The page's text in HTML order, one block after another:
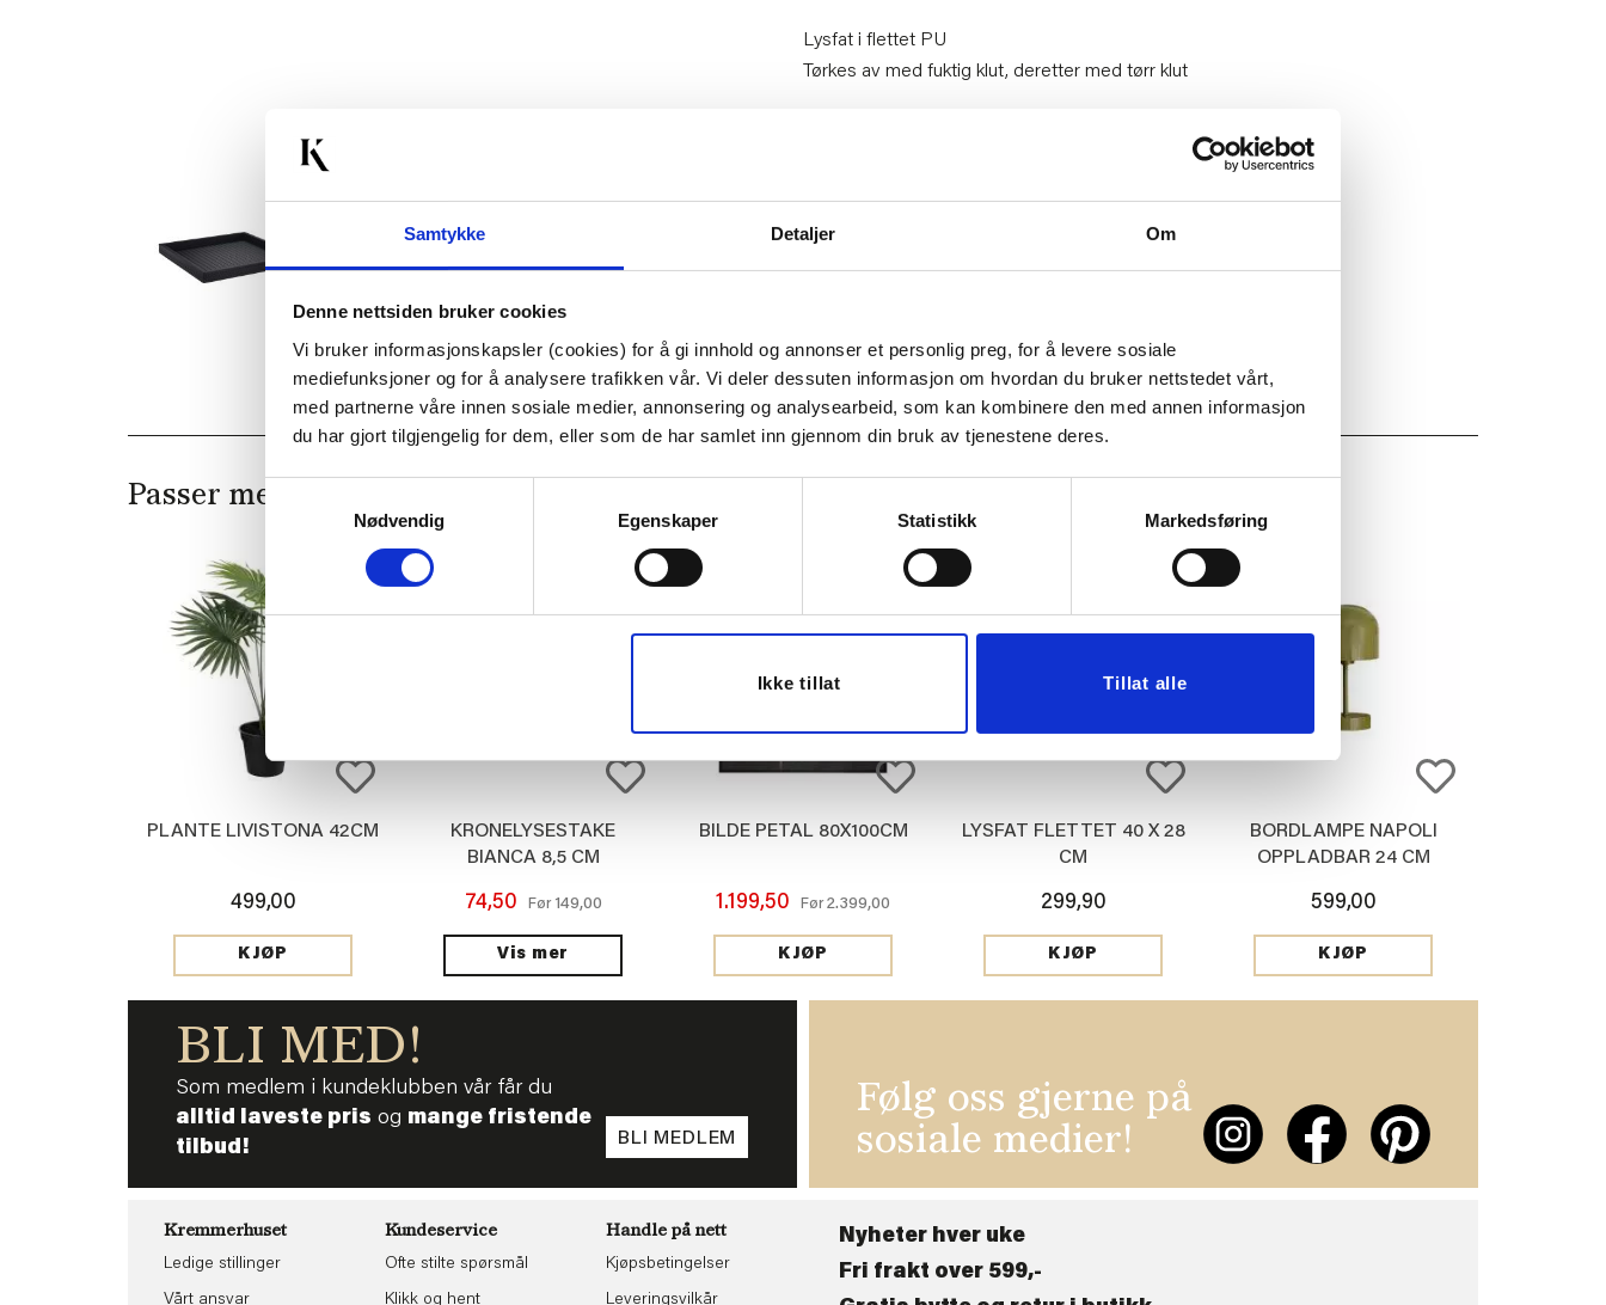
Samtykke Detaljer Om
Denne nettsiden bruker cookies
Vi bruker informasjonskapsler (cookies) for å gi innhold og annonser et personlig preg, for å levere sosiale
mediefunksjoner og for å analysere trafikken vår. Vi deler dessuten informasjon om hvordan du bruker nettstedet vårt,
med partnerne våre innen sosiale medier, annonsering og analysearbeid, som kan kombinere den med annen informasjon
du har gjort tilgjengelig for dem, eller som de har samlet inn gjennom din bruk av tjenestene deres.
Samtykkevalg
Nødvendig
Egenskaper Statistikk Markedsføring
Ikke tillat Tillat alle
Lysfat i flettet PU
Tørkes av med fuktig klut, deretter med tørr klut
Last ned bilde
Passer med
PLANTE LIVISTONA 42CM
499,00
KJØP
KRONELYSESTAKE
BIANCA 8,5 CM
74,50 Før 149,00
Vis mer
50%
BILDE PETAL 80X100CM
1.199,50 Før2.399,00
KJØP
LYSFAT FLETTET 40 X 28
CM
299,90
KJØP
BORDLAMPE NAPOLI
OPPLADBAR 24 CM
599,00
KJØP
BLI MED!
Som medlem i kundeklubben vår får du
alltid laveste pris og mange fristende
tilbud!
BLI MEDLEM
Følg oss gjerne på
sosiale medier!
Kremmerhuset
Ledige stillinger
Vårt ansvar
Kundeservice
Ofte stilte spørsmål
Klikk og hent
Handle på nett
Kjøpsbetingelser
Leveringsvilkår
Nyheter hver uke
Fri frakt over 599,-